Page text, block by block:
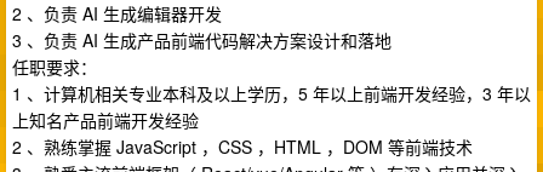
2 、负责 AI 生成编辑器开发
3 、负责 AI 生成产品前端代码解决方案设计和落地
任职要求：
1 、计算机相关专业本科及以上学历，5 年以上前端开发经验，3 年以
上知名产品前端开发经验
2 、熟练掌握 JavaScript ，CSS ，HTML ，DOM 等前端技术